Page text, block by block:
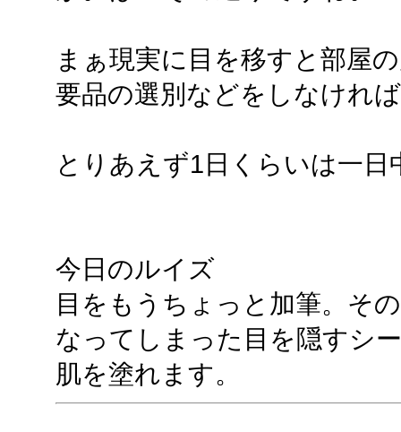
まぁ現実に目を移すと部屋
要品の選別などをしなけれ
とりあえず1日くらいは一日
今日のルイズ
目をもうちょっと加筆。そ
なってしまった目を隠すシ
肌を塗れます。